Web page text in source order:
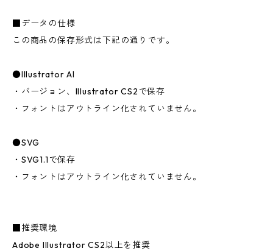
■データの仕様
この商品の保存形式は下記の通りです。
●Illustrator AI
・バージョン、Illustrator CS2で保存
・フォントはアウトライン化されていません。
●SVG
・SVG1.1で保存
・フォントはアウトライン化されていません。
■推奨環境
Adobe Illustrator CS2以上を推奨